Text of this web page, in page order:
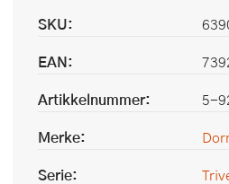
SKU:
EAN:
Artikkelnummer:
5-
Merke:
Serie: